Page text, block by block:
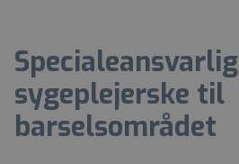
Specialeansvarlig
sygeplejerske til
barselsområdet